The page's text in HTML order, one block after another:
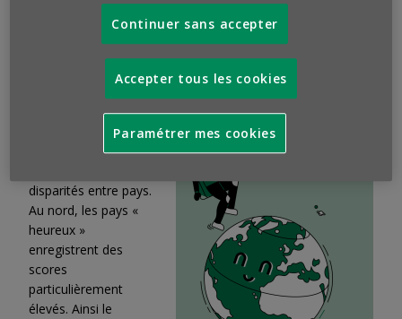
plus haut
Avec cette nouvelle édition, le sourire est de retour. La
note moyenne pour juger de la situation du pays s’établit à
5,4, soit un score identique au Baromètre d’avant crise, le
plus haut sur les 15 dernières années.
Pour autant, cette
disparités entre pays.
Au nord, les pays «
heureux »
enregistrent des
scores
particulièrement
élevés. Ainsi le
Continuer sans accepter
Accepter tous les cookies
Paramétrer mes cookies